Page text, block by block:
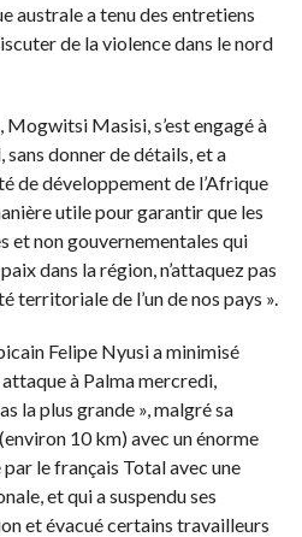
australe a tenu des entretiens
de la violence dans le nord
Masisi, s’est engagé à
donner de détails, et a
de développement de l’Afrique
utile pour garantir que les
et non gouvernementales qui
dans la région, n’attaquez pas
territoriale de l’un de nos pays ».
Felipe Nyusi a minimisé
à Palma mercredi,
la plus grande », malgré sa
10 km) avec un énorme
le français Total avec une
et qui a suspendu ses
et évacué certains travailleurs